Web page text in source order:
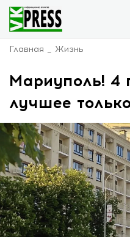
Главная Жизнь
Мариуполь! 4
лучшее